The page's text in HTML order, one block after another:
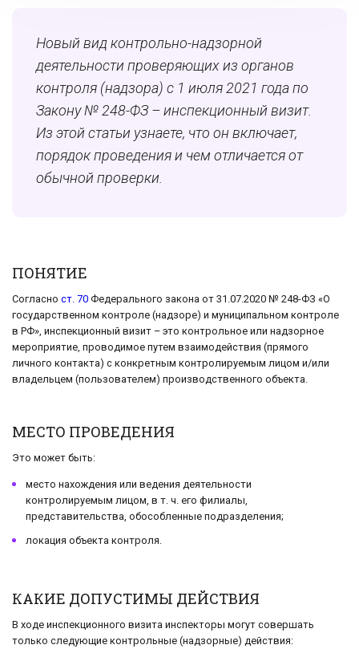
Новый вид контрольно-надзорной
деятельности проверяющих из органов
контроля (надзора) с 1 июля 2021 года по
Закону № 248-ФЗ – инспекционный визит.
Из этой статьи узнаете, что он включает,
порядок проведения и чем отличается от
обычной проверки.
ПОНЯТИЕ
Согласно ст. 70 Федерального закона от 31.07.2020 № 248-ФЗ «О
государственном контроле (надзоре) и муниципальном контроле
в РФ», инспекционный визит – это контрольное или надзорное
мероприятие, проводимое путем взаимодействия (прямого
личного контакта) с конкретным контролируемым лицом и/или
владельцем (пользователем) производственного объекта.
МЕСТО ПРОВЕДЕНИЯ
Это может быть:
место нахождения или ведения деятельности
контролируемым лицом, в т. ч. его филиалы,
представительства, обособленные подразделения;
локация объекта контроля.
КАКИЕ ДОПУСТИМЫ ДЕЙСТВИЯ
В ходе инспекционного визита инспекторы могут совершать
только следующие контрольные (надзорные) действия: